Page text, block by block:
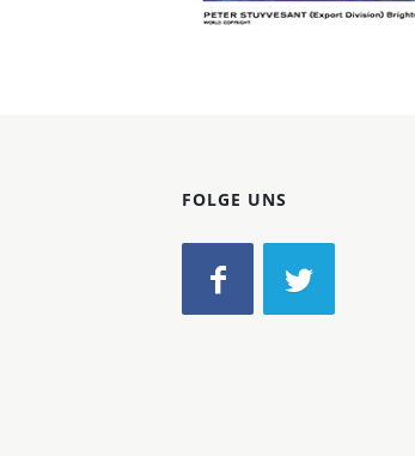
FOLGE UNS